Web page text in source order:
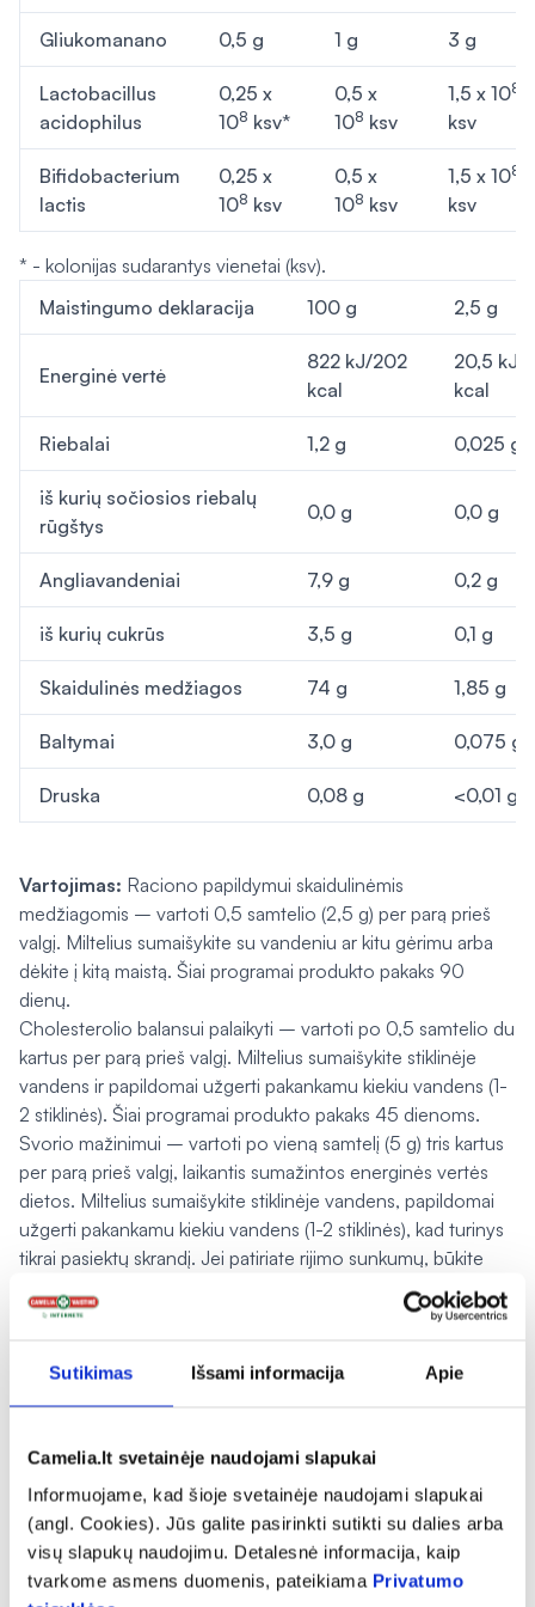
Sutikimas Išsami informacija Apie
Camelia.lt svetainėje naudojami slapukai
Informuojame, kad šioje svetainėje naudojami slapukai
(angl. Cookies). Jūs galite pasirinkti sutikti su dalies arba
visų slapukų naudojimu. Detalesnė informacija, kaip
tvarkome asmens duomenis, pateikiama Privatumo
Gliukomanano 0,5 g 1 g 3 g
Lactobacillus
acidophilus
0,25 x
108 ksv*
0,5 x
108 ksv
1,5 x 108
ksv
Bifidobacterium
lactis
0,25 x
108 ksv
0,5 x
108 ksv
1,5 x 108
ksv
* - kolonijas sudarantys vienetai (ksv).
Maistingumo deklaracija
100 g 2,5 g
Energinė vertė
822 kJ/202
kcal
20,5 kJ/
kcal
Riebalai 1,2 g 0,025 g
iš kurių sočiosios riebalų
rūgštys
0,0 g 0,0 g
Angliavandeniai 7,9 g 0,2 g
iš kurių cukrūs 3,5 g 0,1 g
Skaidulinės medžiagos 74 g 1,85 g
Baltymai 3,0 g 0,075 g
Druska 0,08 g <0,01 g
Vartojimas: Raciono papildymui skaidulinėmis
medžiagomis – vartoti 0,5 samtelio (2,5 g) per parą prieš
valgį. Miltelius sumaišykite su vandeniu ar kitu gėrimu arba
dėkite į kitą maistą. Šiai programai produkto pakaks 90
dienų.
Cholesterolio balansui palaikyti – vartoti po 0,5 samtelio du
kartus per parą prieš valgį. Miltelius sumaišykite stiklinėje
vandens ir papildomai užgerti pakankamu kiekiu vandens (1-
2 stiklinės). Šiai programai produkto pakaks 45 dienoms.
Svorio mažinimui – vartoti po vieną samtelį (5 g) tris kartus
per parą prieš valgį, laikantis sumažintos energinės vertės
dietos. Miltelius sumaišykite stiklinėje vandens, papildomai
užgerti pakankamu kiekiu vandens (1-2 stiklinės), kad turinys
tikrai pasiektų skrandį. Jei patiriate rijimo sunkumų, būkite
atidūs dėl galimo užspringimo. Šiai programai produkto
pakaks 15 dienų.
metų, o vaikams nuo 6 iki 12 metų patariama vartoti po pusę
nurodytos porcijos. Tinka vegetarams ir veganams.
Įspėjimai:Maisto papildas neturėrų būti vartojamas kaip
maisto pakaitalas.Svarbu įvairi ir subalansuota mityba bei
sveikas gyvenimo būdas.
Laikymo sąlygos: laikyti ne aukštesnėje kaip 25 ºC
temperatūroje, sausoje ir nuo tiesioginių saulės spindulių